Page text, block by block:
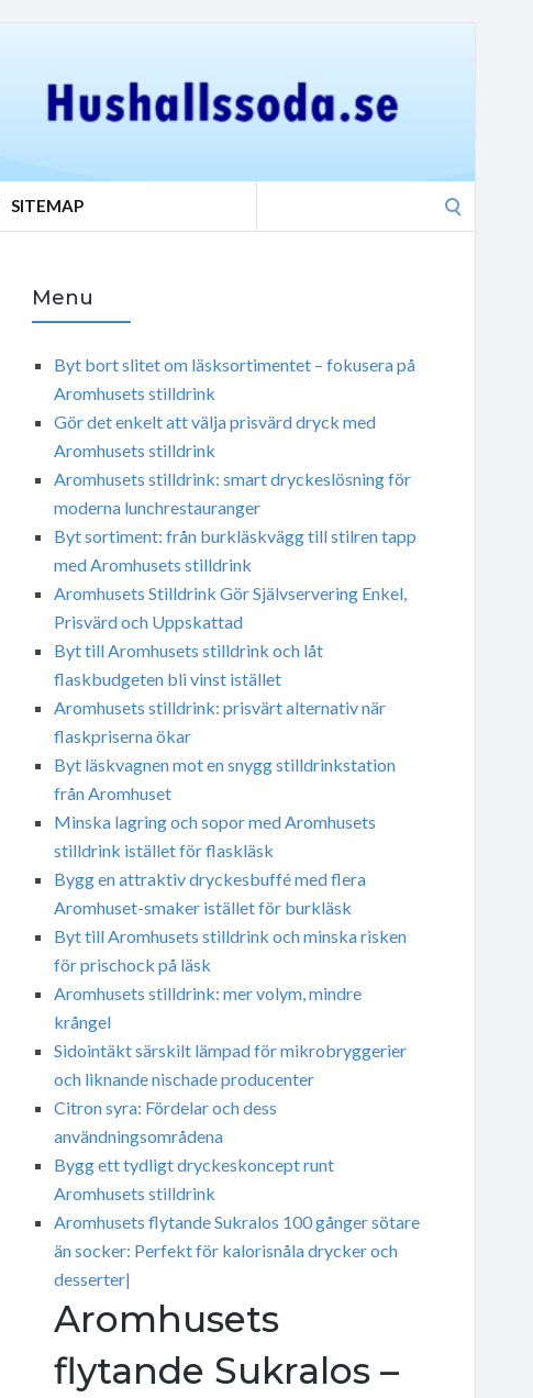
SITEMAP
Menu
Byt bort slitet om läsksortimentet – fokusera på
Aromhusets stilldrink
Gör det enkelt att välja prisvärd dryck med
Aromhusets stilldrink
Aromhusets stilldrink: smart dryckeslösning för
moderna lunchrestauranger
Byt sortiment: från burkläskvägg till stilren tapp
med Aromhusets stilldrink
Aromhusets Stilldrink Gör Självservering Enkel,
Prisvärd och Uppskattad
Byt till Aromhusets stilldrink och låt
flaskbudgeten bli vinst istället
Aromhusets stilldrink: prisvärt alternativ när
flaskpriserna ökar
Byt läskvagnen mot en snygg stilldrinkstation
från Aromhuset
Minska lagring och sopor med Aromhusets
stilldrink istället för flaskläsk
Bygg en attraktiv dryckesbuffé med flera
Aromhuset-smaker istället för burkläsk
Byt till Aromhusets stilldrink och minska risken
för prischock på läsk
Aromhusets stilldrink: mer volym, mindre
krångel
Sidointäkt särskilt lämpad för mikrobryggerier
och liknande nischade producenter
Citron syra: Fördelar och dess
användningsområdena
Bygg ett tydligt dryckeskoncept runt
Aromhusets stilldrink
Aromhusets flytande Sukralos 100 gånger sötare
än socker: Perfekt för kalorisnåla drycker och
desserter|
Aromhusets
flytande Sukralos –